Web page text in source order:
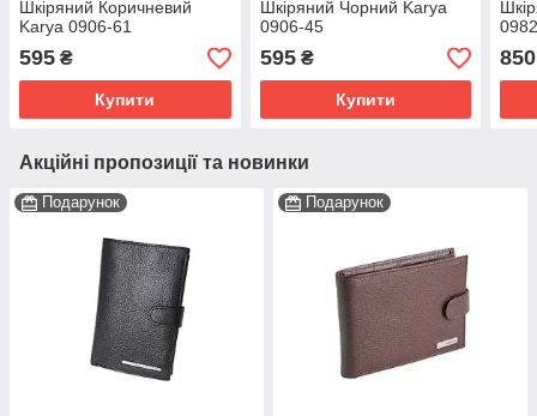
Шкіряний Коричневий
Karya 0906-61
595 ₴
Купити
Шкіряний Чорний Karya
0906-45
595₴
Купити
850
Акційні пропозиції та новинки
Подарунок Подарунок